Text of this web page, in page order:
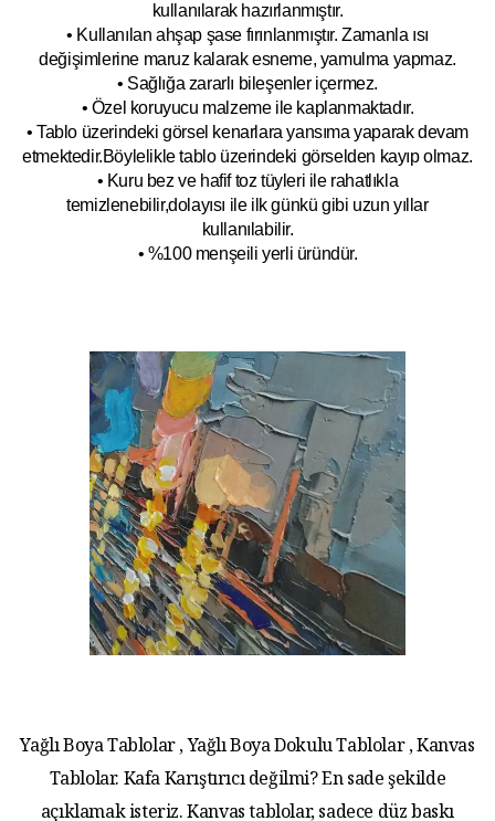
kullanılarak hazırlanmıştır.
• Kullanılan ahşap şase fırınlanmıştır. Zamanla ısı
değişimlerine maruz kalarak esneme, yamulma yapmaz.
• Sağlığa zararlı bileşenler içermez.
• Özel koruyucu malzeme ile kaplanmaktadır.
• Tablo üzerindeki görsel kenarlara yansıma yaparak devam
etmektedir.Böylelikle tablo üzerindeki görselden kayıp olmaz.
• Kuru bez ve hafif toz tüyleri ile rahatlıkla
temizlenebilir,dolayısı ile ilkgünkü gibi uzun yıllar
kullanılabilir.
• %100 menşeili yerli üründür.
Yağlı Boya Tablolar , Yağlı Boya Dokulu Tablolar , Kanvas
Tablolar. Kafa Karıştırıcı değilmi? En sade şekilde
açıklamak isteriz. Kanvas tablolar, sadece düz baskı